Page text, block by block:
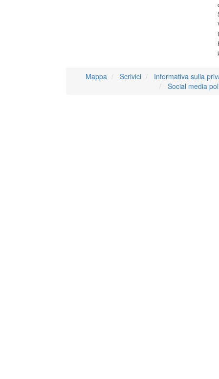
Mappa Scrivici
Informativa sulla
Social media